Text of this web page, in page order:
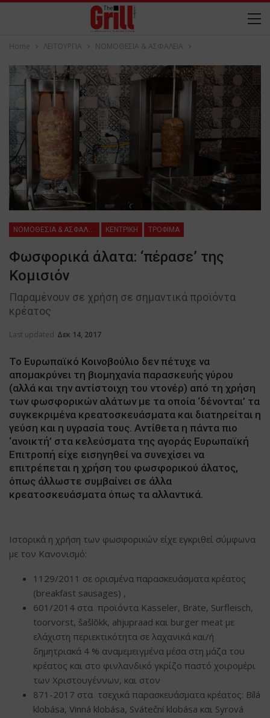
Home ΛΕΙΤΟΥΡΓΙΑ ΝΟΜΟΘΕΣΙΑ & ΑΣΦΑΛΕΙΑ
ΚΕΝΤΡΙΚΗ ΤΡΟΦΙΜΑ
Φωσφορικά άλατα: ‘πέρασε’ της
Κομισιόν
Παραμένουν σε χρήση σε σημαντικά προϊόντα
κρέατος
Last updated Δεκ 14, 2017
Το Ευρωπαϊκό Κοινοβούλιο δεν πέτυχε να
απομακρύνει τη βιομηχανία παρασκευής γύρου
(αλλά και την αντίστοιχη του ντονέρ) από τη χρήση
των φωσφορικών αλάτων με τα οποία ‘δένονται’ τα
συγκεκριμένα κρεατοσκευάσματα και διατηρείται η
γεύση και η υγρασία τους. Αντίθετα η πάντα πιο
‘ανοικτή’ στα κελεύσματα της αγοράς Ευρωπαϊκή
Επιτροπή είχε εισηγηθεί να συνεχίσει να
επιτρέπεται η χρήση του φωσφορικού άλατος,
όπως άλλωστε συμβαίνει σε άλλα
κρεατοσκευάσματα όπως τα αλλαντικά.
Ιστορικά η χρήση των φωσφορικών είχε εγκριθεί σύμφωνα
με τον Κανονισμό:
1129/2011 σε ορισμένα παρασκευάσματα κρέατος
(breakfast sausages) ,
601/2014 στα προϊόντα Kasseler, Bräte, Surfleisch,
toorvorst, šašlõkk, ahjupraad και burger meat με
ελάχιστη περιεκτικότητα σε λαχανικά και/ή
δημητριακά 4 % αναμεμειγμένα μέσα στη μάζα του
κρέατος και στο φινλανδικό γκρίζο παστό χοιρομέρι
των Χριστουγέννων, και στον
871-2017 στα τσεχικά παρασκευάσματα κρέατος: Bílá
klobása, Vinná klobása, Sváteční klobása και Syrová